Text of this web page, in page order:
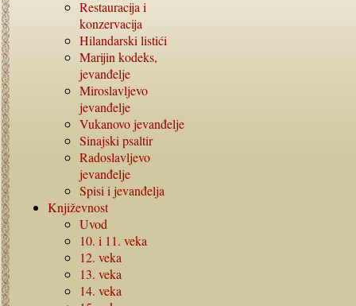
Restauracija i
konzervacija
Hilandarski listići
Marijin kodeks,
jevanđelje
Miroslavljevo
jevanđelje
Vukanovo jevanđelje
Sinajski psaltir
Radoslavljevo
jevanđelje
Spisi i jevanđelja
Književnost
Uvod
10. i 11. veka
12. veka
13. veka
14. veka